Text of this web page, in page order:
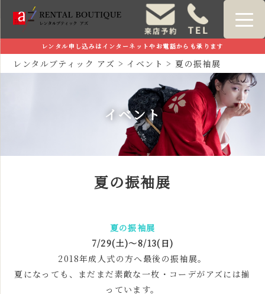
レンタル申し込みはインターネットやお電話からも承ります
レンタルブティック アズ > イベント > 夏の振袖展
イベント
夏の振袖展
夏の振袖展
7/29(土)～8/13(日)
2018年成人式の方へ最後の振袖展。
夏になっても、まだまだ素敵な一枚・コーデがアズには揃
っています。